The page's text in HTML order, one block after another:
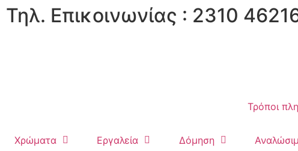
Τηλ. Επικοινωνίας : 2310
Τρόποι
Χρώματα Εργαλεία Δόμηση